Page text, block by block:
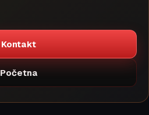
Kontakt
Početna